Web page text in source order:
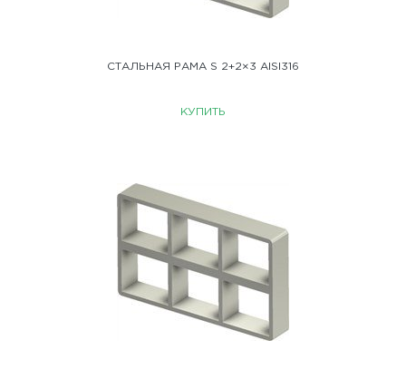
СТАЛЬНАЯ РАМА S 2+2×3 AISI316
КУПИТЬ